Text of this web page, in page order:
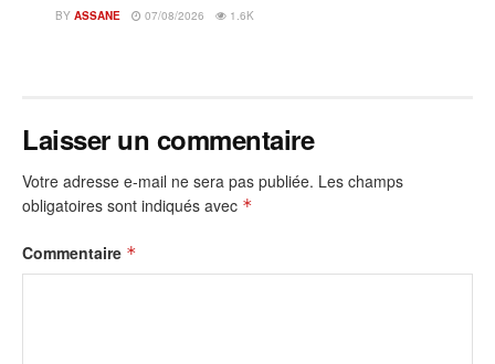
BY ASSANE 07/08/2026 1.6K
Laisser un commentaire
Votre adresse e-mail ne sera pas publiée. Les champs
obligatoires sont indiqués avec *
Commentaire *